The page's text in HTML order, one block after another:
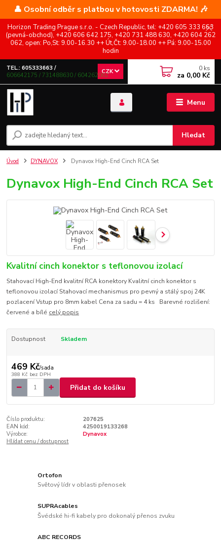
👤 Osobní odběr s platbou v hotovosti ZDARMA! 🎶
Horizon Trading Prague s.r.o. - Czech Republic, tel: +420 605 333 663
(pevná-obchod), +420 606 642 175, +420 731 488 630, +420 604 262
062, open: Po,St: 9.00-16.30 ++ Út,Čt: 9.00-18.00 ++ Pá: 9.00-15.00
hodin
Menu
CZK
Hledat
TEL.: 605333663 /
606642175 / 731488630 / 604262062
0 ks
za 0,00 Kč
Úvod DYNAVOX Dynavox High-End Cinch RCA Set
Dynavox High-End Cinch RCA Set
Kvalitní cinch konektor s teflonovou izolací
Stahovací High-End kvalitní RCA konektory Kvalitní cinch konektor s
teflonovou izolací Stahovací mechanismus pro pevný a stálý spoj 24K
pozlacení Vstup pro 8mm kabel Cena za sadu = 4 ks Barevné rozlišení:
červené a bílé celý popis
Dostupnost Skladem
469 Kč/sada
388 Kč bez DPH
Přidat do košíku
Číslo produktu:
207625
EAN kód:
4250019133268
Výrobce:
Dynavox
Hlídat cenu / dostupnost
Ortofon
Světový lídr v oblasti přenosek
SUPRAcables
Švédské hi-fi kabely pro dokonalý přenos zvuku
ABC RECORDS